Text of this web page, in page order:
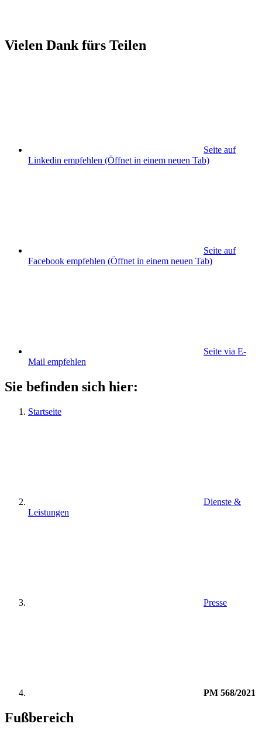
Vielen Dank fürs Teilen
Seite auf
Linkedin empfehlen (Öffnet in einem neuen Tab)
Seite auf
Facebook empfehlen (Öffnet in einem neuen Tab)
Seite via E-
Mail empfehlen
Sie befinden sich hier:
Startseite
Dienste &
Leistungen
Presse
PM 568/2021
Fußbereich